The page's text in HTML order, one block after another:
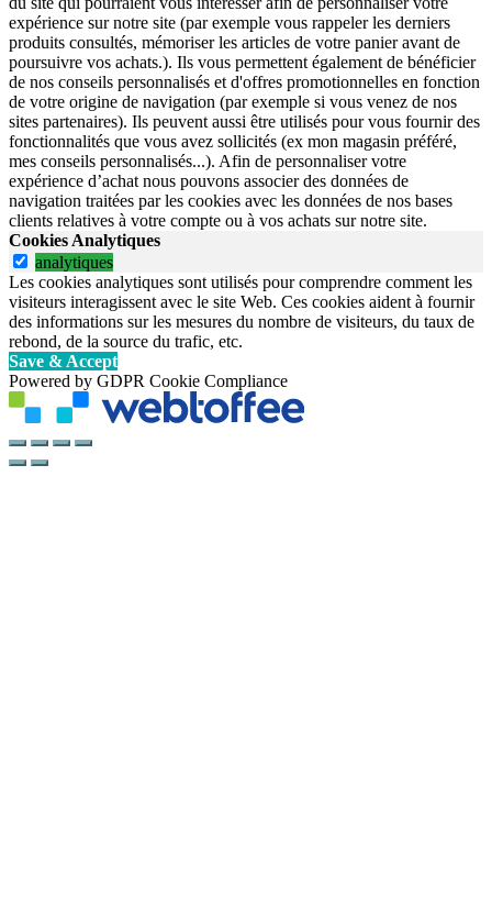
expérience sur notre site (par exemple vous rappeler les derniers
produits consultés, mémoriser les articles de votre panier avant de
poursuivre vos achats.). Ils vous permettent également de bénéficier
de nos conseils personnalisés et d'offres promotionnelles en fonction
de votre origine de navigation (par exemple si vous venez de nos
sites partenaires). Ils peuvent aussi être utilisés pour vous fournir des
fonctionnalités que vous avez sollicités (ex mon magasin préféré,
mes conseils personnalisés...). Afin de personnaliser votre
expérience d’achat nous pouvons associer des données de
navigation traitées par les cookies avec les données de nos bases
clients relatives à votre compte ou à vos achats sur notre site.
Cookies Analytiques
analytiques
Les cookies analytiques sont utilisés pour comprendre comment les
visiteurs interagissent avec le site Web. Ces cookies aident à fournir
des informations sur les mesures du nombre de visiteurs, du taux de
rebond, de la source du trafic, etc.
Save & Accept
Powered by GDPR Cookie Compliance